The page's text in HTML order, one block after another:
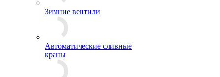
Зимние вентили
Автоматические сливные
краны